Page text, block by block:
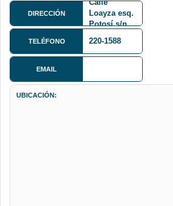
DIRECCIÓN
Calle
Loayza esq.
Potosí s/n
TELÉFONO 220-1588
EMAIL
UBICACIÓN: